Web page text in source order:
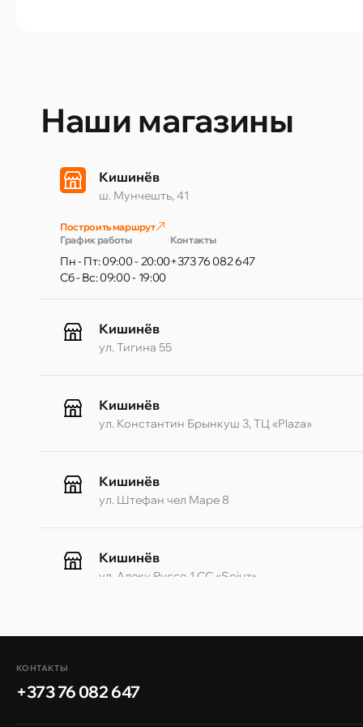
Наши магазины
Кишинёв
ш. Мунчешть, 41
Построить маршрут
График работы
Пн - Пт: 09:00 - 20:00
Сб - Вс: 09:00 - 19:00
Контакты
+373 76 082 647
Кишинёв
ул. Тигина 55
Кишинёв
ул. Константин Брынкуш 3, ТЦ «Plaza»
Кишинёв
ул. Штефан чел Маре 8
Кишинёв
ул. Алеку Руссо 1 CC «Soiuz»
Кишинёв
КОНТАКТЫ
+373 76 082 647